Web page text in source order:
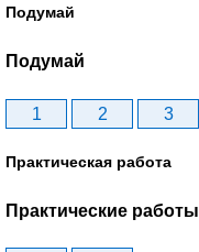
Подумай
Подумай
1 2 3
Практическая работа
Практические работы